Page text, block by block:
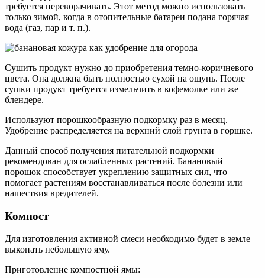
требуется переворачивать. Этот метод можно использовать
только зимой, когда в отопительные батареи подана горячая
вода (газ, пар и т. п.).
Сушить продукт нужно до приобретения темно-коричневого
цвета. Она должна быть полностью сухой на ощупь. После
сушки продукт требуется измельчить в кофемолке или же
блендере.
Используют порошкообразную подкормку раз в месяц.
Удобрение распределяется на верхний слой грунта в горшке.
Данный способ получения питательной подкормки
рекомендован для ослабленных растений. Банановый
порошок способствует укреплению защитных сил, что
помогает растениям восстанавливаться после болезни или
нашествия вредителей.
Компост
Для изготовления активной смеси необходимо будет в земле
выкопать небольшую яму.
Приготовление компостной ямы: